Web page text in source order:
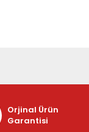
Orjinal Ürün
Garantisi